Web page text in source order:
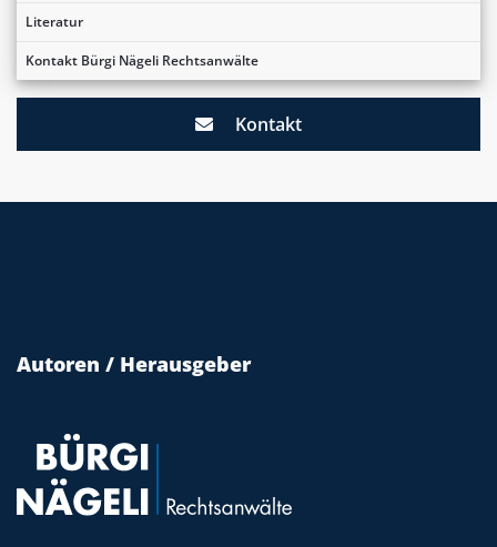
Literatur
Kontakt Bürgi Nägeli Rechtsanwälte
Kontakt
Autoren / Herausgeber